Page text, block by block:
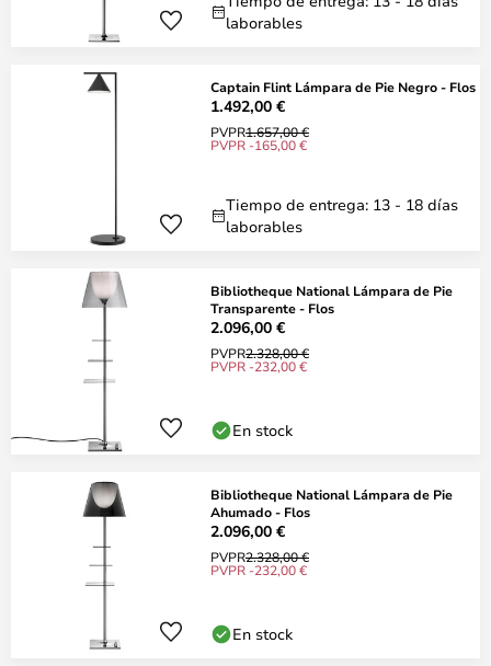
laborables
Captain Flint Lámpara de Pie Negro - Flos
1.492,00 €
PVPR1.657,00 €
PVPR -165,00 €
Tiempo de entrega: 13 - 18 días
laborables
Bibliotheque National Lámpara de Pie
Transparente - Flos
2.096,00 €
PVPR2.328,00 €
PVPR -232,00 €
En stock
Bibliotheque National Lámpara de Pie
Ahumado - Flos
2.096,00 €
PVPR2.328,00 €
PVPR -232,00 €
En stock